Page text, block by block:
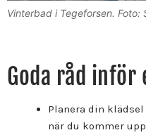
Vinterbad i Tegeforsen. Foto:
Goda råd
Planera din
när du kommer